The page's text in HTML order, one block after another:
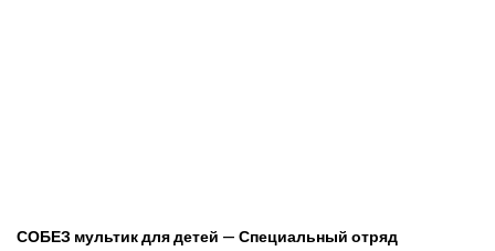
СОБЕЗ мультик для детей — Специальный отряд